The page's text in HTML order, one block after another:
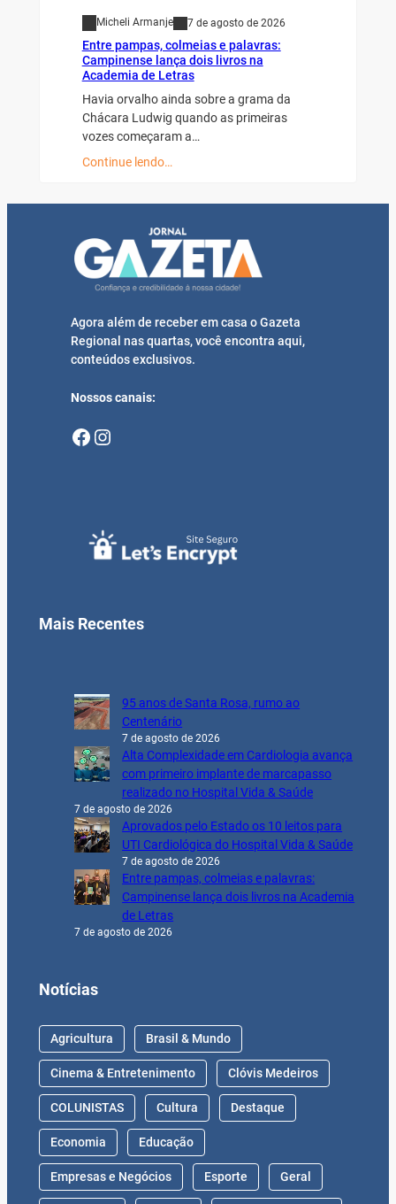
Micheli Armanje 7 de agosto de 2026
Entre pampas, colmeias e palavras:
Campinense lança dois livros na
Academia de Letras
Havia orvalho ainda sobre a grama da
Chácara Ludwig quando as primeiras
vozes começaram a…
Continue lendo…
Agora além de receber em casa o Gazeta
Regional nas quartas, você encontra aqui,
conteúdos exclusivos.
Nossos canais:
Facebook Instagram
Mais Recentes
95 anos de Santa Rosa, rumo ao
Centenário
7 de agosto de 2026
Alta Complexidade em Cardiologia avança
com primeiro implante de marcapasso
realizado no Hospital Vida & Saúde
7 de agosto de 2026
Aprovados pelo Estado os 10 leitos para
UTI Cardiológica do Hospital Vida & Saúde
7 de agosto de 2026
Entre pampas, colmeias e palavras:
Campinense lança dois livros na Academia
de Letras
7 de agosto de 2026
Notícias
Agricultura Brasil & Mundo
Cinema & Entretenimento Clóvis Medeiros
COLUNISTAS Cultura Destaque
Economia Educação
Empresas e Negócios Esporte Geral